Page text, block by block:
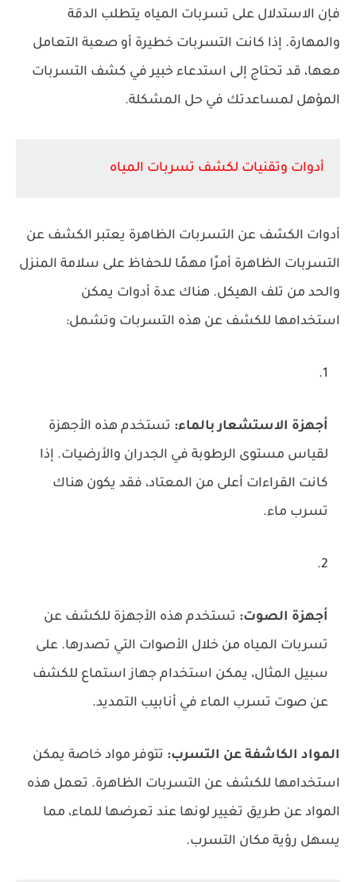
فإن الاستدلال على تسربات المياه يتطلب الدقة
والمهارة. إذا كانت التسربات خطيرة أو صعبة التعامل
معها، قد تحتاج إلى استدعاء خبير في كشف التسربات
المؤهل لمساعدتك في حل المشكلة.
أدوات وتقنيات لكشف تسربات المياه
أدوات الكشف عن التسربات الظاهرة يعتبر الكشف عن
التسربات الظاهرة أمرًا مهمًا للحفاظ على سلامة المنزل
والحد من تلف الهيكل. هناك عدة أدوات يمكن
استخدامها للكشف عن هذه التسربات وتشمل:
أجهزة الاستشعار بالماء: تستخدم هذه الأجهزة
لقياس مستوى الرطوبة في الجدران والأرضيات. إذا
كانت القراءات أعلى من المعتاد، فقد يكون هناك
تسرب ماء.
أجهزة الصوت: تستخدم هذه الأجهزة للكشف عن
تسربات المياه من خلال الأصوات التي تصدرها. على
سبيل المثال، يمكن استخدام جهاز استماع للكشف
عن صوت تسرب الماء في أنابيب التمديد.
المواد الكاشفة عن التسرب: تتوفر مواد خاصة يمكن
استخدامها للكشف عن التسربات الظاهرة. تعمل هذه
المواد عن طريق تغيير لونها عند تعرضها للماء، مما
يسهل رؤية مكان التسرب.